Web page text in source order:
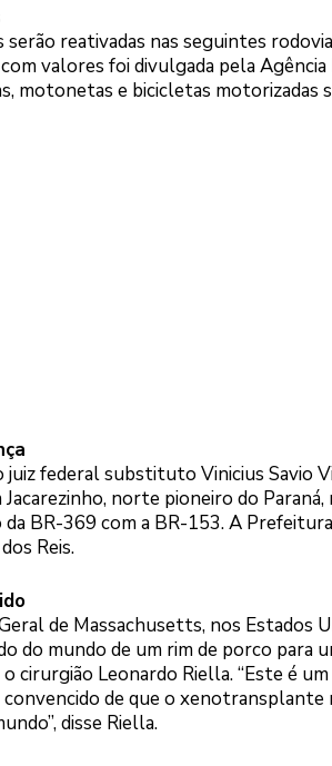
serão reativadas nas seguintes
valores foi divulgada pela
motonetas e bicicletas motorizadas
juiz federal substituto Vinicius Savio
Jacarezinho, norte pioneiro do
BR-369 com a BR-153. A
Reis.
de Massachusetts, nos Estados
do mundo de um rim de porco para
o cirurgião Leonardo Riella. “Este é
de que o xenotransplante
disse Riella.